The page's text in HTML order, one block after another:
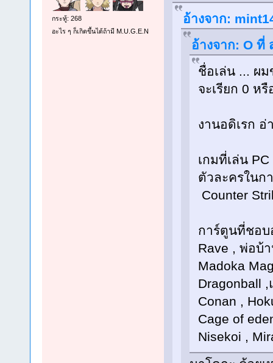
กระทู้: 268
อะไร ๆ ก็เกิดขึ้นได้ถ้ามี M.U.G.E.N
อ้างจาก:
อ้างจาก: O ที่
ชื่อเล่น ... ผ
จะเรียก 0 ห
งานอดิเรก อ่
เกมที่เล่น
ตัวละครในก
Counter
การ์ตูนที่ชอบ
Rave , พ่อบ้
Madoka
Dragonball
Conan ,
Cage of
Nisekoi ,